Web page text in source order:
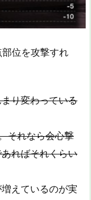
位を攻撃すれ
り変わっている
それなら会心撃
ればそれくらい
えているのが実